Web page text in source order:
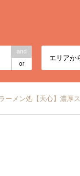
and
or
エリアか
ーメン処【天心】濃厚